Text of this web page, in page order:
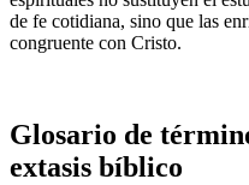
de fe cotidiana, sino que las
congruente con Cristo.
Glosario de
extasis bíblico